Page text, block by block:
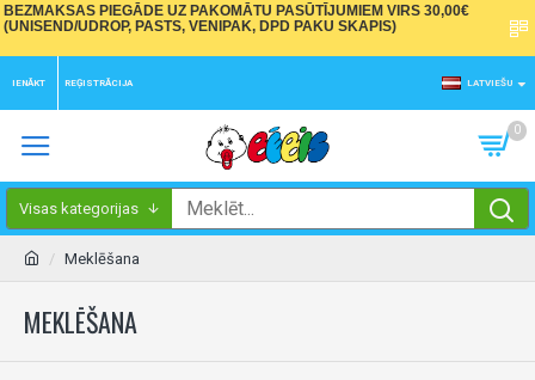
BEZMAKSAS PIEGĀDE UZ PAKOMĀTU PASŪTĪJUMIEM VIRS 30,00€
(UNISEND/UDROP, PASTS, VENIPAK, DPD PAKU SKAPIS)
IENĀKT REĢISTRĀCIJA LATVIEŠU
0
Visas kategorijas
Meklēšana
MEKLĒŠANA